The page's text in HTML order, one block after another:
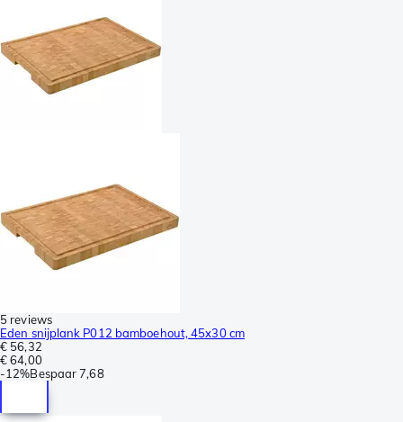
5 reviews
Eden snijplank P012 bamboehout, 45x30 cm
€ 56,32
€ 64,00
-12%Bespaar 7,68